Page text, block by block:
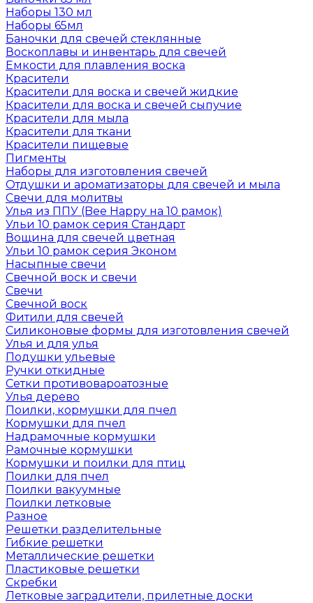
Наборы 130 мл
Наборы 65мл
Баночки для свечей стеклянные
Воскоплавы и инвентарь для свечей
Емкости для плавления воска
Красители
Красители для воска и свечей жидкие
Красители для воска и свечей сыпучие
Красители для мыла
Красители для ткани
Красители пищевые
Пигменты
Наборы для изготовления свечей
Отдушки и ароматизаторы для свечей и мыла
Свечи для молитвы
Улья из ППУ (Bee Happy на 10 рамок)
Ульи 10 рамок серия Стандарт
Вощина для свечей цветная
Ульи 10 рамок серия Эконом
Насыпные свечи
Свечной воск и свечи
Свечи
Свечной воск
Фитили для свечей
Силиконовые формы для изготовления свечей
Улья и для улья
Подушки ульевые
Ручки откидные
Сетки противовароатозные
Улья дерево
Поилки, кормушки для пчел
Кормушки для пчел
Надрамочные кормушки
Рамочные кормушки
Кормушки и поилки для птиц
Поилки для пчел
Поилки вакуумные
Поилки летковые
Разное
Решетки разделительные
Гибкие решетки
Металлические решетки
Пластиковые решетки
Скребки
Летковые заградители, прилетные доски